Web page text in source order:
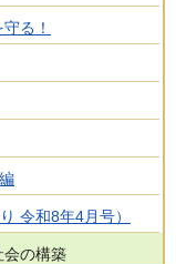
る！
令和8年4月号）
会の構築